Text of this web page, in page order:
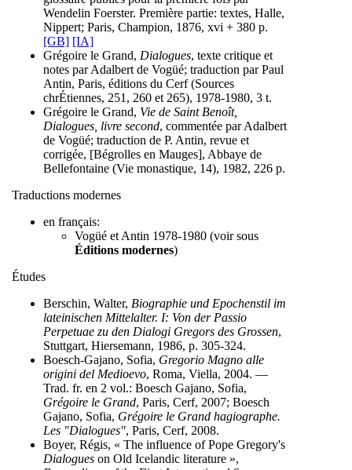
Wendelin Foerster. Première partie: textes, Halle,
Nippert; Paris, Champion, 1876, xvi + 380 p.
[GB] [IA]
Grégoire le Grand, Dialogues, texte critique et
notes par Adalbert de Vogüé; traduction par Paul
Antin, Paris, éditions du Cerf (Sources
chrÉtiennes, 251, 260 et 265), 1978-1980, 3 t.
Grégoire le Grand, Vie de Saint Benoît,
Dialogues, livre second, commentée par Adalbert
de Vogüé; traduction de P. Antin, revue et
corrigée, [Bégrolles en Mauges], Abbaye de
Bellefontaine (Vie monastique, 14), 1982, 226 p.
Traductions modernes
en français:
Vogüé et Antin 1978-1980 (voir sous
Éditions modernes)
Études
Berschin, Walter, Biographie und Epochenstil im
lateinischen Mittelalter. I: Von der Passio
Perpetuae zu den Dialogi Gregors des Grossen,
Stuttgart, Hiersemann, 1986, p. 305-324.
Boesch-Gajano, Sofia, Gregorio Magno alle
origini del Medioevo, Roma, Viella, 2004. —
Trad. fr. en 2 vol.: Boesch Gajano, Sofia,
Grégoire le Grand, Paris, Cerf, 2007; Boesch
Gajano, Sofia, Grégoire le Grand hagiographe.
Les "Dialogues", Paris, Cerf, 2008.
Boyer, Régis, « The influence of Pope Gregory's
Dialogues on Old Icelandic literature »,